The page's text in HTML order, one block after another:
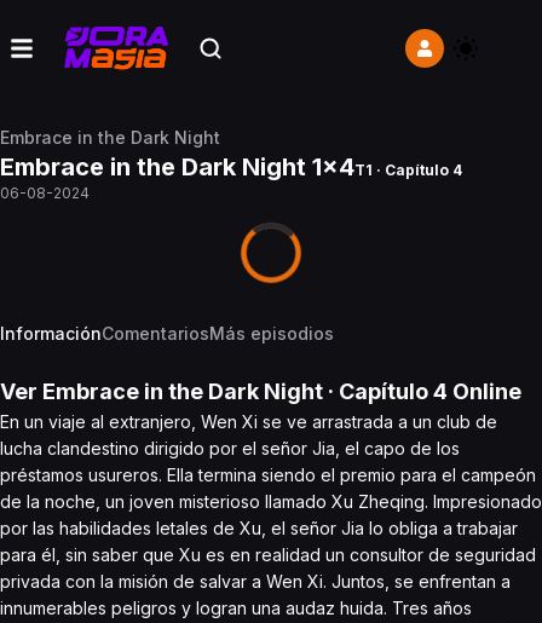
Embrace in the Dark Night
Embrace in the Dark Night 1x4T1 · Capítulo 4
06-08-2024
InformaciónComentariosMás episodios
Ver Embrace in the Dark Night · Capítulo4 Online
En un viaje al extranjero, Wen Xi se ve arrastrada a un club de
lucha clandestino dirigido por el señor Jia, el capo de los
préstamos usureros. Ella termina siendo el premio para el campeón
de la noche, un joven misterioso llamado Xu Zheqing. Impresionado
por las habilidades letales de Xu, el señor Jia lo obliga a trabajar
para él, sin saber que Xu es en realidad un consultor de seguridad
privada con la misión de salvar a Wen Xi. Juntos, se enfrentan a
innumerables peligros y logran una audaz huida. Tres años